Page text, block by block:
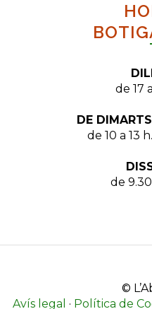
de 17
DE
de 10 a 13
de
©
Avís legal · Política de